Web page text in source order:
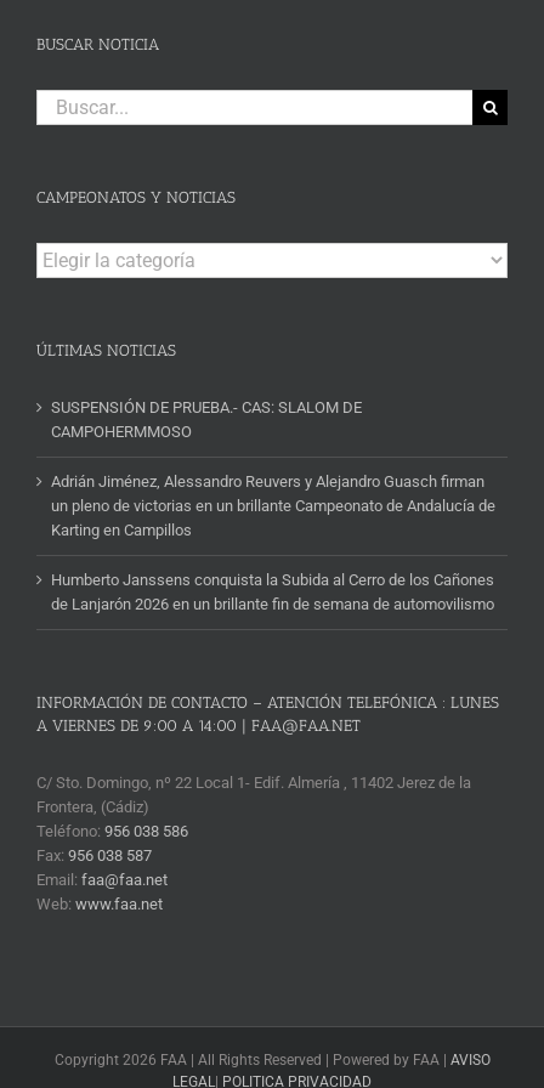
BUSCAR NOTICIA
Buscar:
CAMPEONATOS Y NOTICIAS
Campeonatos
y
ÚLTIMAS NOTICIAS
SUSPENSIÓN DE PRUEBA.- CAS: SLALOM DE
CAMPOHERMMOSO
Adrián Jiménez, Alessandro Reuvers y Alejandro Guasch firman
un pleno de victorias en un brillante Campeonato de Andalucía de
Karting en Campillos
Humberto Janssens conquista la Subida al Cerro de los Cañones
de Lanjarón 2026 en un brillante fin de semana de automovilismo
INFORMACIÓN DE CONTACTO – ATENCIÓN TELEFÓNICA : LUNES
A VIERNES DE 9:00 A 14:00 | FAA@FAA.NET
C/ Sto. Domingo, nº 22 Local 1- Edif. Almería , 11402 Jerez de la
Frontera, (Cádiz)
Teléfono: 956 038 586
Fax: 956 038 587
Email: faa@faa.net
Web: www.faa.net
Copyright 2026 FAA | All Rights Reserved | Powered by FAA | AVISO
LEGAL| POLITICA PRIVACIDAD